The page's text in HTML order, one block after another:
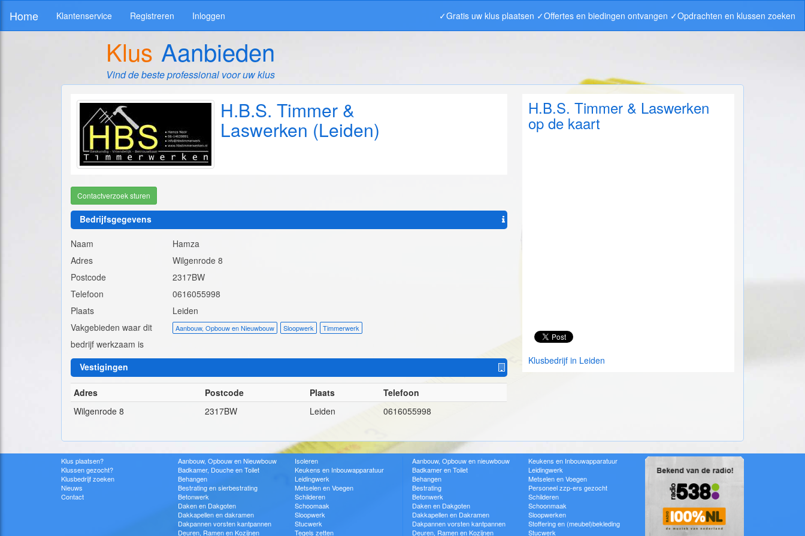
Home Klantenservice Registreren Inloggen ✓Gratis uw klus plaatsen ✓Offertes en biedingen ontvangen ✓Opdrachten en klussen zoeken
Klus Aanbieden
Vind de beste professional voor uw klus
H.B.S. Timmer &
Laswerken (Leiden)
Contactverzoek sturen
Bedrijfsgegevens
Naam
Hamza
Adres
Wilgenrode 8
Postcode
2317BW
Telefoon
0616055998
Plaats
Leiden
Vakgebieden waar dit
bedrijf werkzaam is
Aanbouw, Opbouw en Nieuwbouw Sloopwerk Timmerwerk
Vestigingen
Adres Postcode Plaats
Telefoon
Wilgenrode 8
2317BW Leiden 0616055998
H.B.S. Timmer & Laswerken
op de kaart
Klusbedrijf in Leiden
Klus plaatsen?
Klussen gezocht?
Klusbedrijf zoeken
Nieuws
Contact
Aanbouw, Opbouw en Nieuwbouw
Badkamer, Douche en Toilet
Behangen
Bestrating en sierbestrating
Betonwerk
Daken en Dakgoten
Dakkapellen en dakramen
Dakpannen vorsten kantpannen
Deuren, Ramen en Kozijnen
Isoleren
Keukens en Inbouwapparatuur
Leidingwerk
Metselen en Voegen
Schilderen
Schoomaak
Sloopwerk
Stucwerk
Tegels zetten
Aanbouw, Opbouw en nieuwbouw
Badkamer en Toilet
Behangen
Bestrating
Betonwerk
Daken en Dakgoten
Dakkapellen en Dakramen
Dakpannen vorsten kantpannen
Deuren, Ramen en Kozijnen
Keukens en Inbouwapparatuur
Leidingwerk
Metselen en Voegen
Personeel zzp-ers gezocht
Schilderen
Schoonmaak
Sloopwerken
Stoffering en (meubel)bekleding
Stucwerk